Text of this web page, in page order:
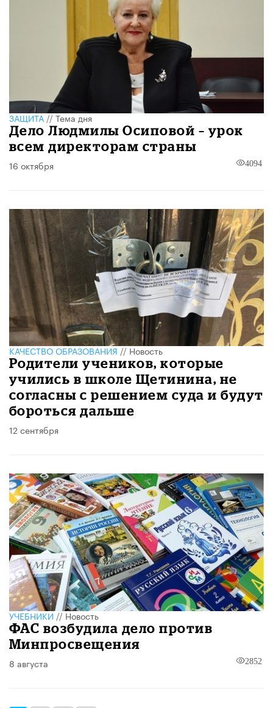
ЗАЩИТА//Тема дня
Дело Людмилы Осиповой – урок
всем директорам страны
16 октября 4094
КАЧЕСТВО ОБРАЗОВАНИЯ//Новость
Родители учеников, которые
учились в школе Щетинина, не
согласны с решением суда и будут
бороться дальше
12 сентября
УЧЕБНИКИ//Новость
ФАС возбудила дело против
Минпросвещения
8 августа 2852